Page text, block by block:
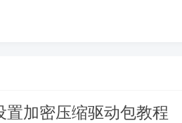
加密压缩驱动包教程